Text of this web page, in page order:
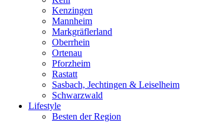
Kenzingen
Mannheim
Markgräflerland
Oberrhein
Ortenau
Pforzheim
Rastatt
Sasbach, Jechtingen & Leiselheim
Schwarzwald
Lifestyle
Besten der Region